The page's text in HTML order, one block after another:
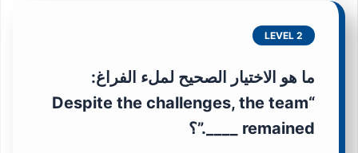
LEVEL 2
ما هو الاختيار الصحيح لملء الفراغ:
“Despite the challenges, the team
remained ____.”؟